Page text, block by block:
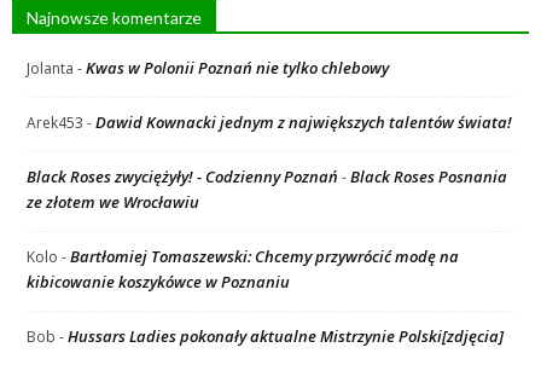
Najnowsze komentarze
Jolanta -Kwas w Polonii Poznań nie tylko chlebowy
Arek453 -Dawid Kownacki jednym z największych talentów świata!
Black Roses zwyciężyły! - Codzienny Poznań -Black Roses Posnania
ze złotem we Wrocławiu
Kolo -Bartłomiej Tomaszewski: Chcemy przywrócić modę na
kibicowanie koszykówce w Poznaniu
Bob -Hussars Ladies pokonały aktualne Mistrzynie Polski[zdjęcia]